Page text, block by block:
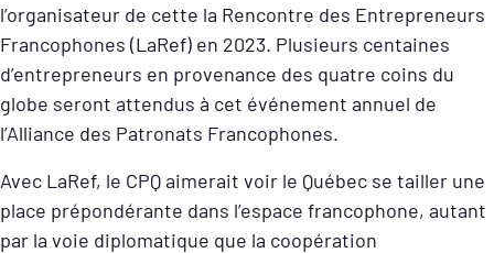
l’organisateur de cette la Rencontre des Entrepreneurs
Francophones (LaRef) en 2023. Plusieurs centaines
d’entrepreneurs en provenance des quatre coins du
globe seront attendus à cet événement annuel de
l’Alliance des Patronats Francophones.
Avec LaRef, le CPQ aimerait voir le Québec se tailler une
place prépondérante dans l’espace francophone, autant
par la voie diplomatique que la coopération